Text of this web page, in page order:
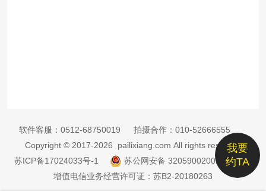
我要
约TA
软件客服： 0512-68750019 拍摄合作： 010-52666555
Copyright © 2017-2026 pailixiang.com All rights reserved
苏ICP备17024033号-1
苏公网安备 32059002002885号
增值电信业务经营许可证：苏B2-20180263